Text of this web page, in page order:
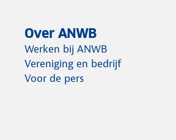
Over ANWB
Werken bij ANWB
Vereniging en bedrijf
Voor de pers